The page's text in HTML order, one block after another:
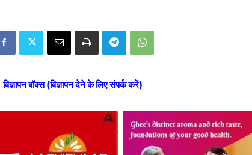
विज्ञापन बॉक्स (विज्ञापन देने के लिए संपर्क करें)